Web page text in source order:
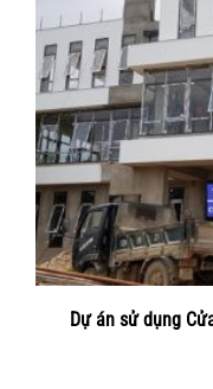
Dự án sử dụng